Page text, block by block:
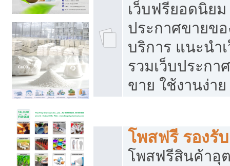
เว็บฟรียอดนิย
ประกาศขายข
บริการ แนะนำ
รวมเว็บประกา
ขาย ใช้งานง่าย
โพสฟรี รองรั
โพสฟรีสินค้าอุ